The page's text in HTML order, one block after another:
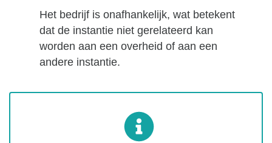
Het bedrijf is onafhankelijk, wat betekent
dat de instantie niet gerelateerd kan
worden aan een overheid of aan een
andere instantie.